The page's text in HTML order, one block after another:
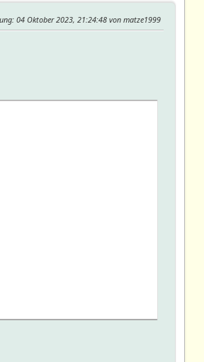
: 04 Oktober 2023, 21:24:48 von matze1999